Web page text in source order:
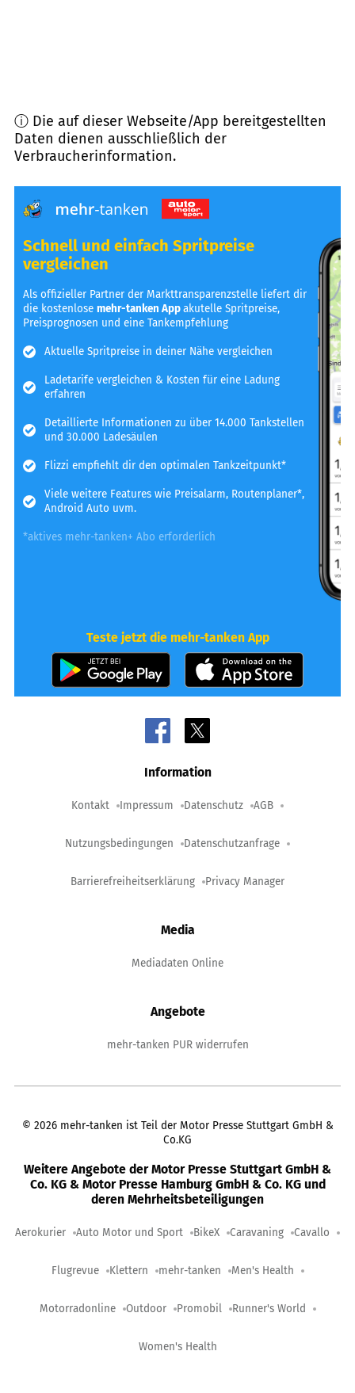
ⓘ Die auf dieser Webseite/App bereitgestellten
Daten dienen ausschließlich der
Verbraucherinformation.
Schnell und einfach Spritpreise
vergleichen
Als offizieller Partner der Markttransparenzstelle liefert dir
die kostenlosemehr-tanken Appakutelle Spritpreise,
Preisprognosen und eine Tankempfehlung
Aktuelle Spritpreise in deiner Nähe vergleichen
Ladetarife vergleichen & Kosten für eine Ladung
erfahren
Detaillierte Informationen zu über 14.000 Tankstellen
und 30.000 Ladesäulen
Flizzi empfiehlt dir den optimalen Tankzeitpunkt*
Viele weitere Features wie Preisalarm, Routenplaner*,
Android Auto uvm.
*aktives mehr-tanken+ Abo erforderlich
Teste jetzt die mehr-tanken App
Information
Kontakt Impressum Datenschutz AGB
Nutzungsbedingungen Datenschutzanfrage
Barrierefreiheitserklärung Privacy Manager
Media
Mediadaten Online
Angebote
mehr-tanken PUR widerrufen
© 2026 mehr-tanken ist Teil der Motor Presse Stuttgart GmbH &
Co.KG
Weitere Angebote der Motor Presse Stuttgart GmbH &
Co. KG & Motor Presse Hamburg GmbH & Co. KG und
deren Mehrheitsbeteiligungen
Aerokurier Auto Motor und Sport BikeX Caravaning Cavallo
Flugrevue Klettern mehr-tanken Men's Health
Motorradonline Outdoor Promobil Runner's World
Women's Health